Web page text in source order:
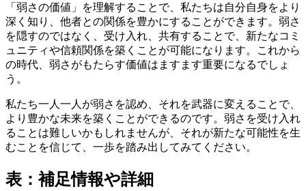
「弱さの価値」を理解することで、私たちは自分自身をより
深く知り、他者との関係を豊かにすることができます。弱さ
を隠すのではなく、受け入れ、共有することで、新たなコミ
ュニティや信頼関係を築くことが可能になります。これから
の時代、弱さがもたらす価値はますます重要になるでしょ
う。
私たち一人一人が弱さを認め、それを武器に変えることで、
より豊かな未来を築くことができるのです。弱さを受け入れ
ることは難しいかもしれませんが、それが新たな可能性を生
むことを信じて、一歩を踏み出してみてください。
表：補足情報や詳細